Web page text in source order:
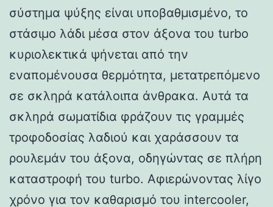
σύστημα ψύξης είναι υποβαθμισμένο, το
στάσιμο λάδι μέσα στον άξονα του turbo
κυριολεκτικά ψήνεται από την
εναπομένουσα θερμότητα, μετατρεπόμενο
σε σκληρά κατάλοιπα άνθρακα. Αυτά τα
σκληρά σωματίδια φράζουν τις γραμμές
τροφοδοσίας λαδιού και χαράσσουν τα
ρουλεμάν του άξονα, οδηγώντας σε πλήρη
καταστροφή του turbo. Αφιερώνοντας λίγο
χρόνο για τον καθαρισμό του intercooler,